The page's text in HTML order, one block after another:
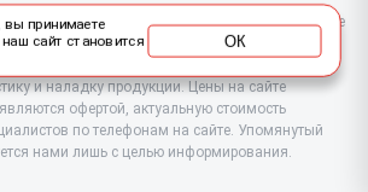
обслуживании и ремонте техники Lenovo, но не
представителем. Предоставляем
после истечения гарантии, а также
и наладку продукции. Цены на сайте
офертой, актуальную стоимость
по телефонам на сайте. Упомянутый
нами лишь с целью информирования.
вы принимаете
наш сайт становится
ОК